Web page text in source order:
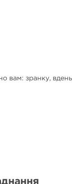
вам: зранку,